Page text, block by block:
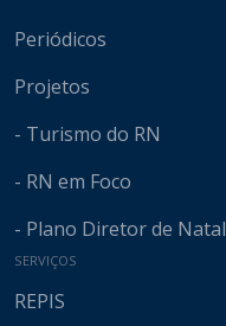
Periódicos
Projetos
- Turismo do RN
- RN em Foco
- Plano Diretor de Natal
SERVIÇOS
REPIS